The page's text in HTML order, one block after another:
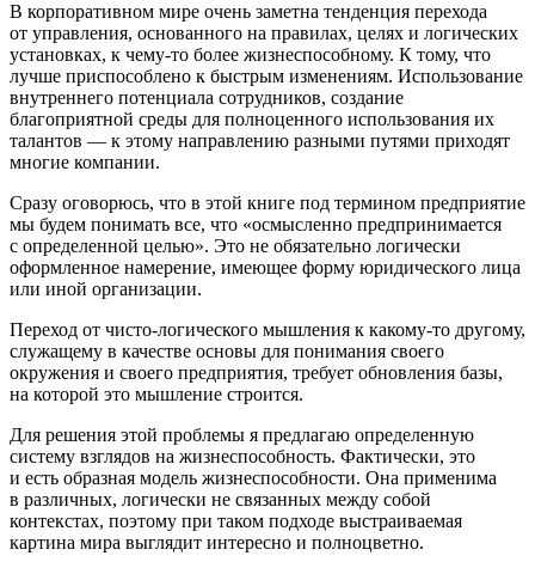
В корпоративном мире очень заметна тенденция перехода
от управления, основанного на правилах, целях и логических
установках, к чему-то более жизнеспособному. К тому, что
лучше приспособлено к быстрым изменениям. Использование
внутреннего потенциала сотрудников, создание
благоприятной среды для полноценного использования их
талантов — к этому направлению разными путями приходят
многие компании.
Сразу оговорюсь, что в этой книге под термином предприятие
мы будем понимать все, что «осмысленно предпринимается
с определенной целью». Это не обязательно логически
оформленное намерение, имеющее форму юридического лица
или иной организации.
Переход от чисто-логического мышления к какому-то другому,
служащему в качестве основы для понимания своего
окружения и своего предприятия, требует обновления базы,
на которой это мышление строится.
Для решения этой проблемы я предлагаю определенную
систему взглядов на жизнеспособность. Фактически, это
и есть образная модель жизнеспособности. Она применима
в различных, логически не связанных между собой
контекстах, поэтому при таком подходе выстраиваемая
картина мира выглядит интересно и полноцветно.